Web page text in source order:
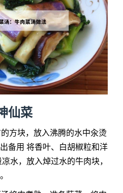
仙菜
方块，放入沸腾的水中汆烫
备用 将香叶、白胡椒粒和洋
水，放入焯过水的牛肉块，